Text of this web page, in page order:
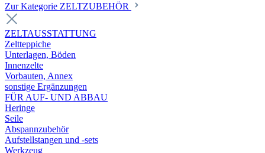
Zur Kategorie ZELTZUBEHÖR
ZELTAUSSTATTUNG
Zeltteppiche
Unterlagen, Böden
Innenzelte
Vorbauten, Annex
sonstige Ergänzungen
FÜR AUF- UND ABBAU
Heringe
Seile
Abspannzubehör
Aufstellstangen und -sets
Werkzeug